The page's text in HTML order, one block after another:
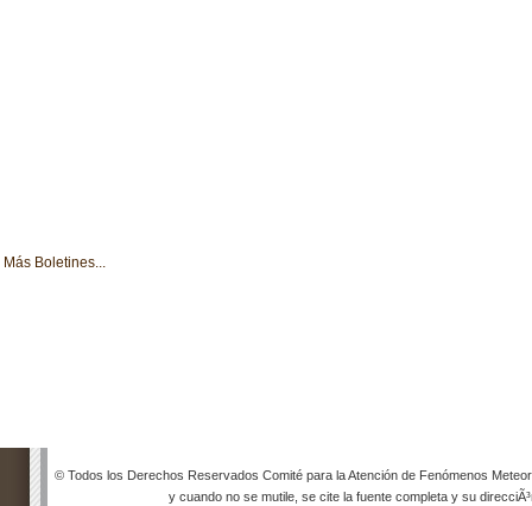
Más Boletines...
© Todos los Derechos Reservados Comité para la Atención de Fenómenos
y cuando no se mutile, se cite la fuente completa y su